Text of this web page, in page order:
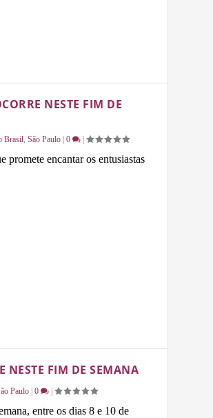
NESTE FIM DE
Brasil São Paulo | 0 |
promete encantar os entusiastas
NESTE FIM DE SEMANA
Paulo 0
entre os dias 8 e 10 de